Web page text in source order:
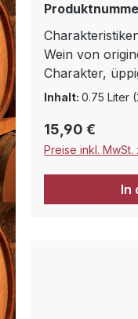
Wein von
Charakter,
bucatini mit
mit Hase,
Rindsspieß mit
geschmortem
Inhalt: 0.75 Liter
Regulärer Preis:
15,90 €
Preise inkl.
In